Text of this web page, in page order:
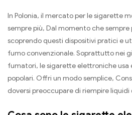
In Polonia, il mercato per le sigarette
sempre più, Dal momento che sempre
scoprendo questi dispositivi pratici e
fumo convenzionale. Soprattutto nei
fumatori, le sigarette elettroniche usa
popolari. Offri un modo semplice,
doversi preoccupare di riempire